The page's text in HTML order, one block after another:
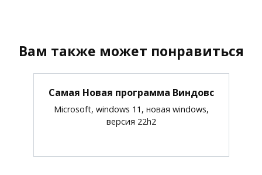
Вам также может понравиться
Самая Новая программа Виндовс
Microsoft, windows 11, новая windows,
версия 22h2